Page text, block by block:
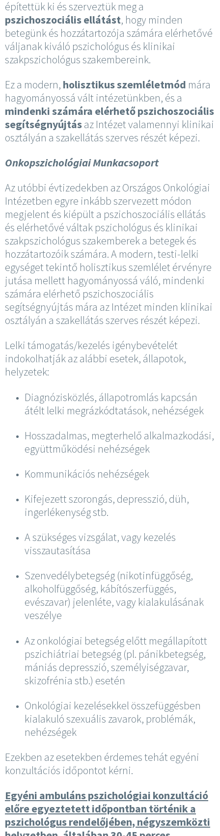
építettük ki és szerveztük meg a
pszichoszociális ellátást, hogy minden
betegünk és hozzátartozója számára elérhetővé
váljanak kiváló pszichológus és klinikai
szakpszichológus szakembereink.
Ez a modern, holisztikus szemléletmód mára
hagyományossá vált intézetünkben, és a
mindenki számára elérhető pszichoszociális
segítségnyújtásaz Intézet valamennyi klinikai
osztályán a szakellátás szerves részét képezi.
Onkopszichológiai Munkacsoport
Az utóbbi évtizedekben az Országos Onkológiai
Intézetben egyre inkább szervezett módon
megjelent és kiépült a pszichoszociális ellátás
és elérhetővé váltak pszichológus és klinikai
szakpszichológus szakemberek a betegek és
hozzátartozóik számára. A modern, testi-lelki
egységet tekintő holisztikus szemlélet érvényre
jutása mellett hagyományossá váló, mindenki
számára elérhető pszichoszociális
segítségnyújtás mára az Intézet minden klinikai
osztályán a szakellátás szerves részét képezi.
Lelki támogatás/kezelés igénybevételét
indokolhatják az alábbi esetek, állapotok,
helyzetek:
Diagnózisközlés, állapotromlás kapcsán
átélt lelki megrázkódtatások, nehézségek
Hosszadalmas, megterhelő alkalmazkodási,
együttműködési nehézségek
Kommunikációs nehézségek
Kifejezett szorongás, depresszió, düh,
ingerlékenység stb.
A szükséges vizsgálat, vagy kezelés
visszautasítása
Szenvedélybetegség (nikotinfüggőség,
alkoholfüggőség, kábítószerfüggés,
evészavar) jelenléte, vagy kialakulásának
veszélye
Az onkológiai betegség előtt megállapított
pszichiátriai betegség (pl. pánikbetegség,
mániás depresszió, személyiségzavar,
skizofrénia stb.) esetén
Onkológiai kezelésekkel összefüggésben
kialakuló szexuális zavarok, problémák,
nehézségek
Ezekben az esetekben érdemes tehát egyéni
konzultációs időpontot kérni.
Egyéni ambuláns pszichológiai konzultáció
előre egyeztetett időpontban történik a
pszichológus rendelőjében, négyszemközti